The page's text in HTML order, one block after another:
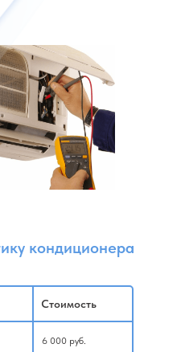
6 000 руб.
Стоимость
кондиционера